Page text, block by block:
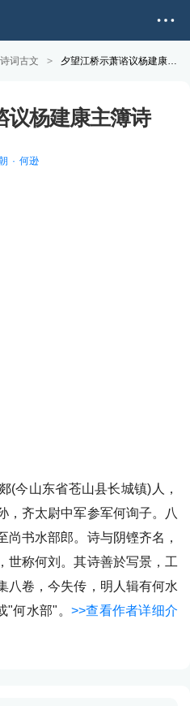
诗词古文 > 夕望江桥示萧谘议杨建康主簿诗原文和赏析
议杨建康主簿诗
何逊
(今山东省苍山县长城镇)人，
，齐太尉中军参军何询子。八
书水部郎。诗与阴铿齐名，
世称何刘。其诗善於写景，工
八卷，今失传，明人辑有何水
"何水部"。 >>查看作者详细介